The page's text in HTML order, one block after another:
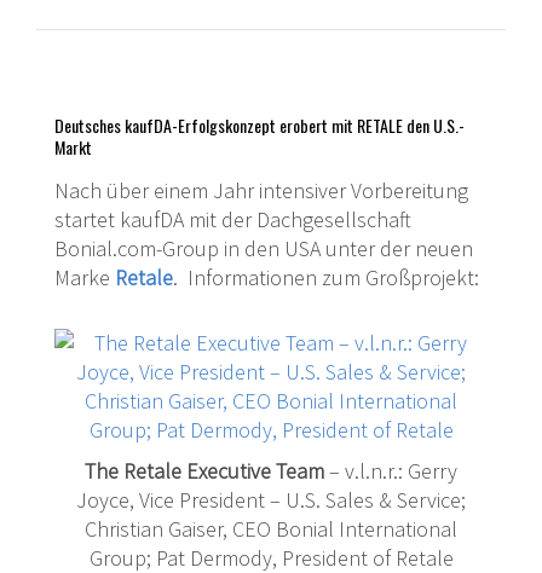
Deutsches kaufDA-Erfolgskonzept erobert mit RETALE den U.S.-
Markt
Nach über einem Jahr intensiver Vorbereitung
startet kaufDA mit der Dachgesellschaft
Bonial.com-Group in den USA unter der neuen
Marke Retale. Informationen zum Großprojekt:
The Retale Executive Team– v.l.n.r.: Gerry
Joyce, Vice President – U.S. Sales & Service;
Christian Gaiser, CEO Bonial International
Group; Pat Dermody, President of Retale